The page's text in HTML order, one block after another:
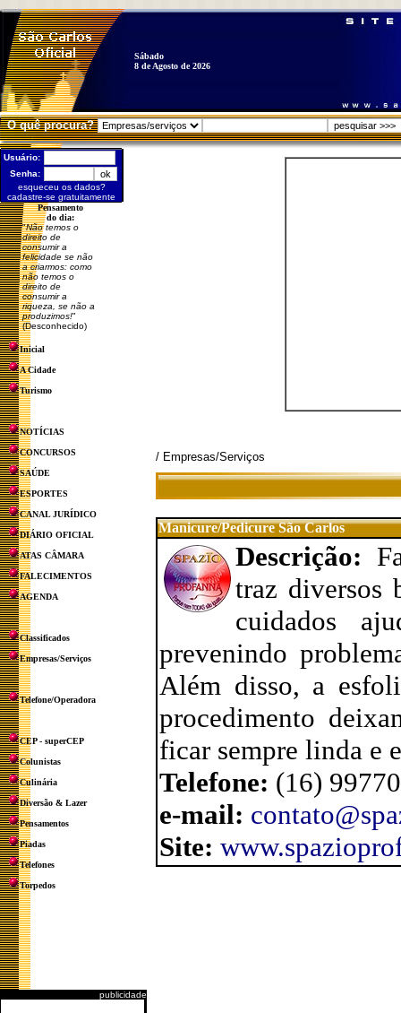
Sábado
8 de Agosto de 2026
O quê procura?
Usuário:
Senha:
esqueceu os dados?
cadastre-se gratuitamente
Pensamento
do dia:
"Não temos o
direito de
consumir a
felicidade se não
a criarmos: como
não temos o
direito de
consumir a
riqueza, se não a
produzimos!"
(Desconhecido)
Inicial
A Cidade
Turismo
NOTÍCIAS
CONCURSOS
SAÚDE
ESPORTES
CANAL JURÍDICO
DIÁRIO OFICIAL
ATAS CÂMARA
FALECIMENTOS
AGENDA
Classificados
Empresas/Serviços
Telefone/Operadora
CEP - superCEP
Colunistas
Culinária
Diversão & Lazer
Pensamentos
Piadas
Telefones
Torpedos
publicidade
/ Empresas/Serviços
Manicure/Pedicure São Carlos
Descrição:
traz diversos
cuidados
prevenindo
Além disso, a
procedimento
ficar sempre linda e
Telefone: (16)
e-mail:
Site: